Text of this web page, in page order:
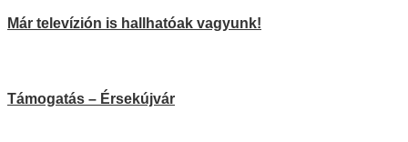
Már televízión is hallhatóak vagyunk!
Támogatás – Érsekújvár